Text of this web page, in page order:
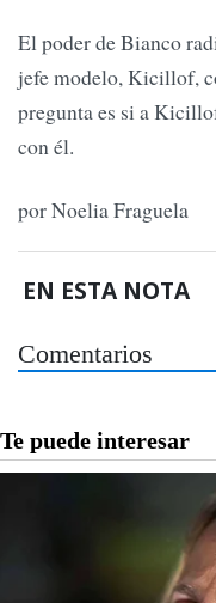
El poder de Bianco
jefe modelo, Kicillof,
pregunta es si a
con él.
por Noelia Fraguela
EN ESTA NOTA
Comentarios